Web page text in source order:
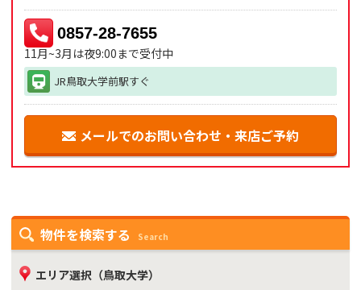
物件を検索する Search
エリア選択（鳥取大学）
0857-28-7655
11月~3月は夜9:00まで受付中
JR鳥取大学前駅すぐ
メールでのお問い合わせ・来店ご予約